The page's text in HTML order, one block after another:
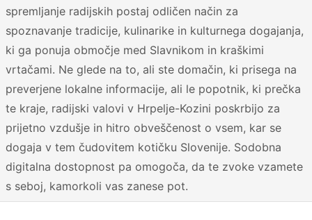
spremljanje radijskih postaj odličen način za
spoznavanje tradicije, kulinarike in kulturnega dogajanja,
ki ga ponuja območje med Slavnikom in kraškimi
vrtačami. Ne glede na to, ali ste domačin, ki prisega na
preverjene lokalne informacije, ali le popotnik, ki prečka
te kraje, radijski valovi v Hrpelje-Kozini poskrbijo za
prijetno vzdušje in hitro obveščenost o vsem, kar se
dogaja v tem čudovitem kotičku Slovenije. Sodobna
digitalna dostopnost pa omogoča, da te zvoke vzamete
s seboj, kamorkoli vas zanese pot.